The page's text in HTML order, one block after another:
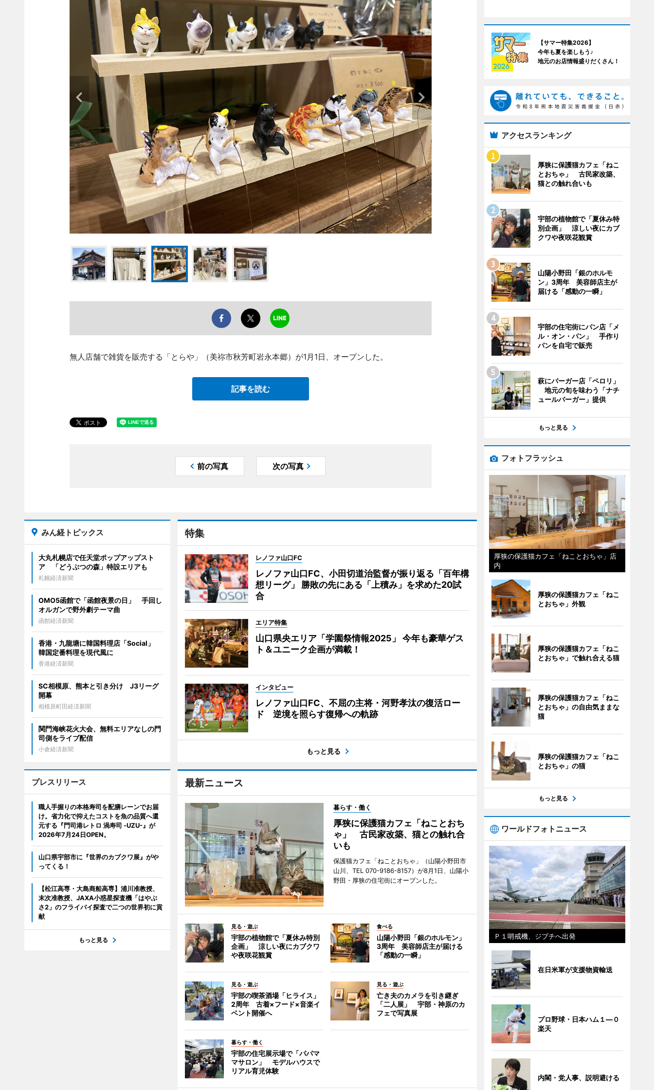
無人店舗で雑貨を販売する「とらや」（美祢市秋芳町岩永本郷）が1月1日、オープンした。
記事を読む
前の写真 次の写真
特集
レノファ山口FC
レノファ山口FC、小田切道治監督が振り返る「百年構
想リーグ」 勝敗の先にある「上積み」を求めた20試
合
エリア特集
山口県央エリア「学園祭情報2025」 今年も豪華ゲス
ト＆ユニーク企画が満載！
インタビュー
レノファ山口FC、不屈の主将・河野孝汰の復活ロー
ド 逆境を照らす復帰への軌跡
もっと見る
最新ニュース
暮らす・働く
厚狭に保護猫カフェ「ねことおち
ゃ」 古民家改築、猫との触れ合
いも
保護猫カフェ「ねことおちゃ」（山陽小野田市
山川、TEL 070-9186-8157）が8月1日、山陽小
野田・厚狭の住宅街にオープンした。
見る・遊ぶ
宇部の植物館で「夏休み特別
企画」 涼しい夜にカブクワ
や夜咲花観賞
食べる
山陽小野田「銀のホルモン」
3周年 美容師店主が届ける
「感動の一瞬」
見る・遊ぶ
宇部の喫茶酒場「ヒライス」
2周年 古着×フード×音楽イ
ベント開催へ
見る・遊ぶ
亡き夫のカメラを引き継ぎ
「二人展」 宇部・神原のカ
フェで写真展
暮らす・働く
宇部の住宅展示場で「パパマ
マサロン」 モデルハウスで
リアル育児体験
みん経トピックス
大丸札幌店で任天堂ポップアップスト
ア 「どうぶつの森」特設エリアも
札幌経済新聞
OMO5函館で「函館夜景の日」 手回し
オルガンで野外劇テーマ曲
函館経済新聞
香港・九龍塘に韓国料理店「Social」
韓国定番料理を現代風に
香港経済新聞
SC相模原、熊本と引き分け J3リーグ
開幕
相模原町田経済新聞
関門海峡花火大会、無料エリアなしの門
司側をライブ配信
小倉経済新聞
プレスリリース
職人手握りの本格寿司を配膳レーンでお届
け。省力化で抑えたコストを魚の品質へ還
元する『門司港レトロ 渦寿司 -UZU-』が
2026年7月24日OPEN。
山口県宇部市に『世界のカブクワ展』がや
ってくる！
【松江高専・大島商船高専】浦川准教授、
末次准教授、JAXA小惑星探査機「はやぶ
さ2」のフライバイ探査で二つの世界初に貢
献
もっと見る
【サマー特集2026】
今年も夏を楽しもう♪
地元のお店情報盛りだくさん！
アクセスランキング
厚狭に保護猫カフェ「ねこ
とおちゃ」 古民家改築、
猫との触れ合いも
宇部の植物館で「夏休み特
別企画」 涼しい夜にカブ
クワや夜咲花観賞
山陽小野田「銀のホルモ
ン」3周年 美容師店主が
届ける「感動の一瞬」
宇部の住宅街にパン店「メ
ル・オン・パン」 手作り
パンを自宅で販売
萩にバーガー店「ペロリ」
地元の旬を味わう「ナチ
ュールバーガー」提供
もっと見る
フォトフラッシュ
厚狭の保護猫カフェ「ねことおちゃ」店
内
厚狭の保護猫カフェ「ねこ
とおちゃ」外観
厚狭の保護猫カフェ「ねこ
とおちゃ」で触れ合える猫
厚狭の保護猫カフェ「ねこ
とおちゃ」の自由気ままな
猫
厚狭の保護猫カフェ「ねこ
とおちゃ」の猫
もっと見る
ワールドフォトニュース
Ｐ１哨戒機、ジブチへ出発
在日米軍が支援物資輸送
プロ野球・日本ハム１―０
楽天
内閣・党人事、説明避ける